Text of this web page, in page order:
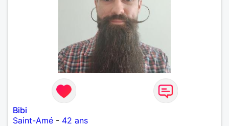
Bibi
Saint-Amé - 42 ans